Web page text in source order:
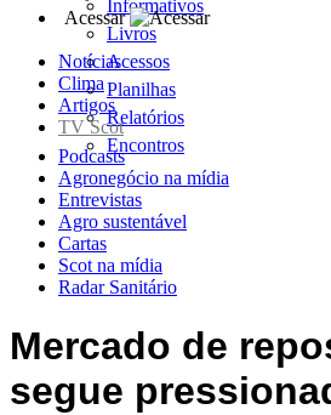
Informativos
Livros
Acessos
Planilhas
Relatórios
Encontros
Acessar
Notícias
Clima
Artigos
TV Scot
Podcasts
Agronegócio na mídia
Entrevistas
Agro sustentável
Cartas
Scot na mídia
Radar Sanitário
Mercado de
segue